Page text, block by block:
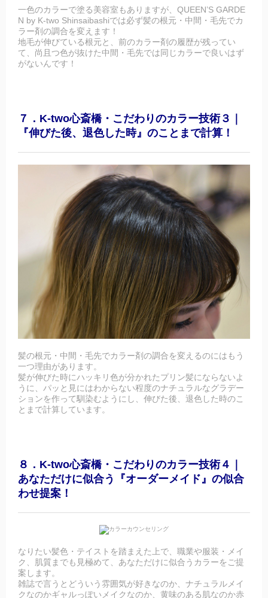
一色のカラーで塗る美容室もありますが、QUEEN’S GARDE
N by K-two Shinsaibashiでは必ず髪の根元・中間・毛先でカ
ラー剤の調合を変えます！
地毛が伸びている根元と、前のカラー剤の履歴が残ってい
て、尚且つ色が抜けた中間・毛先では同じカラーで良いはず
がないんです！
７．K-two心斎橋・こだわりのカラー技術３｜
『伸びた後、退色した時』のことまで計算！
髪の根元・中間・毛先でカラー剤の調合を変えるのにはもう
一つ理由があります。
髪が伸びた時にハッキリ色が分かれたプリン髪にならないよ
うに、パッと見にはわからない程度のナチュラルなグラデー
ションを作って馴染むようにし、伸びた後、退色した時のこ
とまで計算しています。
８．K-two心斎橋・こだわりのカラー技術４｜
あなただけに似合う『オーダーメイド』の似合
わせ提案！
なりたい髪色・テイストを踏まえた上で、職業や服装・メイ
ク、肌質までも見極めて、あなただけに似合うカラーをご提
案します。
雑誌で言うとどういう雰囲気が好きなのか、ナチュラルメイ
クなのかギャルっぽいメイクなのか、黄味のある肌なのか赤